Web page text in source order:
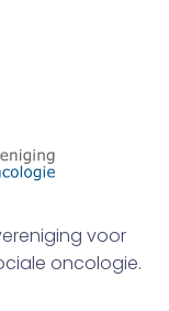
voor
oncologie.